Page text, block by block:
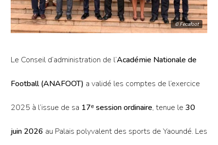
© Fecafoot
Le Conseil d’administration de l’Académie Nationale de
Football (ANAFOOT) a validé les comptes de l’exercice
2025 à l’issue de sa 17ᵉ session ordinaire, tenue le 30
juin 2026 au Palais polyvalent des sports de Yaoundé. Les